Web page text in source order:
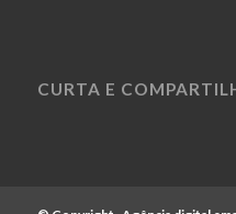
CURTA E